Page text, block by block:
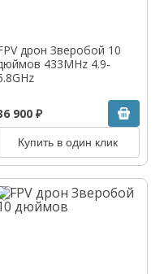
дрон Зверобой 10
433MHz 4.9-
900 ₽
Купить в один клик